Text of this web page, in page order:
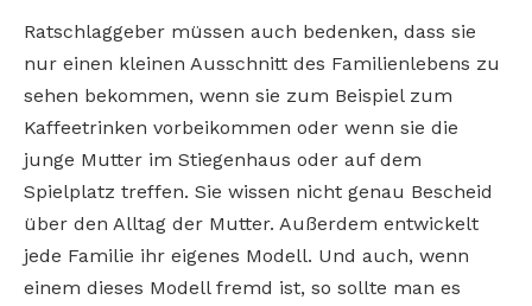
Ratschlaggeber müssen auch bedenken, dass sie
nur einen kleinen Ausschnitt des Familienlebens zu
sehen bekommen, wenn sie zum Beispiel zum
Kaffeetrinken vorbeikommen oder wenn sie die
junge Mutter im Stiegenhaus oder auf dem
Spielplatz treffen. Sie wissen nicht genau Bescheid
über den Alltag der Mutter. Außerdem entwickelt
jede Familie ihr eigenes Modell. Und auch, wenn
einem dieses Modell fremd ist, so sollte man es